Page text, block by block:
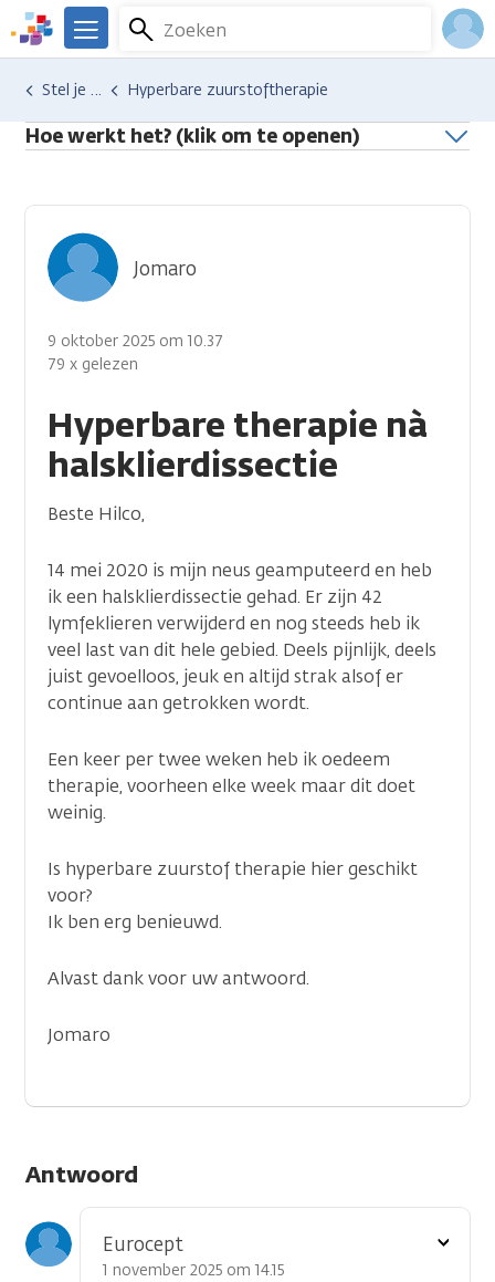
Overslaan
en
naar
inhoud
gaan
We
er
voor
je.
Zoeken
Menu
Hulp en ondersteuning
Stel je vraag aan een professional Hyperbare zuurstoftherapie
Hoe werkt het? (klik om te openen)
Hyperbare therapie nà
halsklierdissectie
Jomaro
9 oktober 2025 om 10.37
79 x gelezen
Beste Hilco,
14 mei 2020 is mijn neus geamputeerd en heb
ik een halsklierdissectie gehad. Er zijn 42
lymfeklieren verwijderd en nog steeds heb ik
veel last van dit hele gebied. Deels pijnlijk, deels
juist gevoelloos, jeuk en altijd strak alsof er
continue aan getrokken wordt.
Een keer per twee weken heb ik oedeem
therapie, voorheen elke week maar dit doet
weinig.
Is hyperbare zuurstof therapie hier geschikt
voor?
Ik ben erg benieuwd.
Alvast dank voor uw antwoord.
Jomaro
Antwoord
Eurocept
1 november 2025 om 14.15
Toon